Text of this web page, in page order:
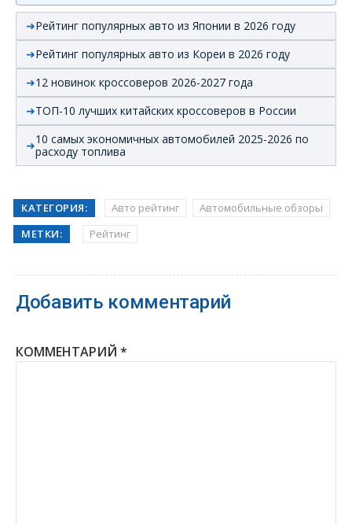
Рейтинг популярных авто из Японии в 2026 году
Рейтинг популярных авто из Кореи в 2026 году
12 новинок кроссоверов 2026-2027 года
ТОП-10 лучших китайских кроссоверов в России
10 самых экономичных автомобилей 2025-2026 по
расходу топлива
КАТЕГОРИЯ: Авто рейтинг
Автомобильные обзоры
МЕТКИ:
Рейтинг
Добавить комментарий
КОММЕНТАРИЙ *